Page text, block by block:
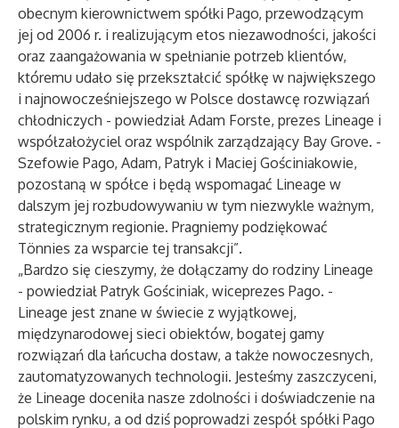
obecnym kierownictwem spółki Pago, przewodzącym
jej od 2006 r. i realizującym etos niezawodności, jakości
oraz zaangażowania w spełnianie potrzeb klientów,
któremu udało się przekształcić spółkę w największego
i najnowocześniejszego w Polsce dostawcę rozwiązań
chłodniczych - powiedział Adam Forste, prezes Lineage i
współzałożyciel oraz wspólnik zarządzający Bay Grove. -
Szefowie Pago, Adam, Patryk i Maciej Gościniakowie,
pozostaną w spółce i będą wspomagać Lineage w
dalszym jej rozbudowywaniu w tym niezwykle ważnym,
strategicznym regionie. Pragniemy podziękować
Tönnies za wsparcie tej transakcji”.
„Bardzo się cieszymy, że dołączamy do rodziny Lineage
- powiedział Patryk Gościniak, wiceprezes Pago. -
Lineage jest znane w świecie z wyjątkowej,
międzynarodowej sieci obiektów, bogatej gamy
rozwiązań dla łańcucha dostaw, a także nowoczesnych,
zautomatyzowanych technologii. Jesteśmy zaszczyceni,
że Lineage doceniła nasze zdolności i doświadczenie na
polskim rynku, a od dziś poprowadzi zespół spółki Pago